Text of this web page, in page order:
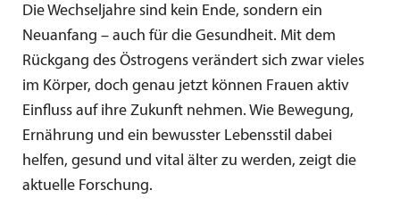
Die Wechseljahre sind kein Ende, sondern ein
Neuanfang – auch für die Gesundheit. Mit dem
Rückgang des Östrogens verändert sich zwar vieles
im Körper, doch genau jetzt können Frauen aktiv
Einfluss auf ihre Zukunft nehmen. Wie Bewegung,
Ernährung und ein bewusster Lebensstil dabei
helfen, gesund und vital älter zu werden, zeigt die
aktuelle Forschung.